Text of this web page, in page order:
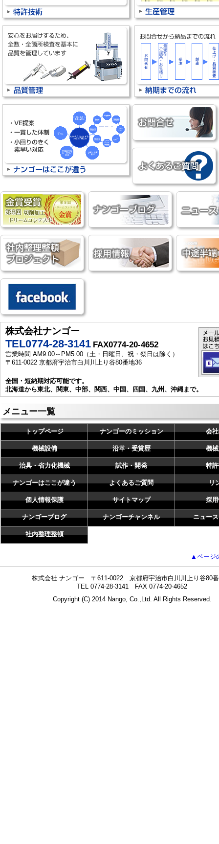
株式会社ナンゴー
TEL0774-28-3141 FAX0774-20-4652
営業時間 AM9:00～PM5:00（土・日曜日、祝・祭日は除く）
〒611-0022 京都府宇治市白川川上り谷80番地36
全国・短納期対応可能です。
北海道から東北、関東、中部、関西、中国、四国、九州、沖縄まで。
メニュー一覧
トップページ ナンゴーのミッション 会
機械設備 沿革・受賞歴 機
治具・省力化機械 試作・開発 特
ナンゴーはここが違う よくあるご質問 リ
個人情報保護 サイトマップ 採
ナンゴーブログ ナンゴーチャンネル ニュー
社内整理整頓
▲ページ
株式会社 ナンゴー 〒611-0022 京都府宇治市白川川上り谷80
TEL 0774-28-3141 FAX 0774-20-4652
Copyright (C) 2014 Nango, Co.,Ltd. All Rights Reserved.